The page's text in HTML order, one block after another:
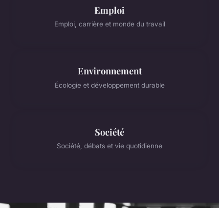
Emploi
Emploi, carrière et monde du travail
Environnement
Écologie et développement durable
Société
Société, débats et vie quotidienne